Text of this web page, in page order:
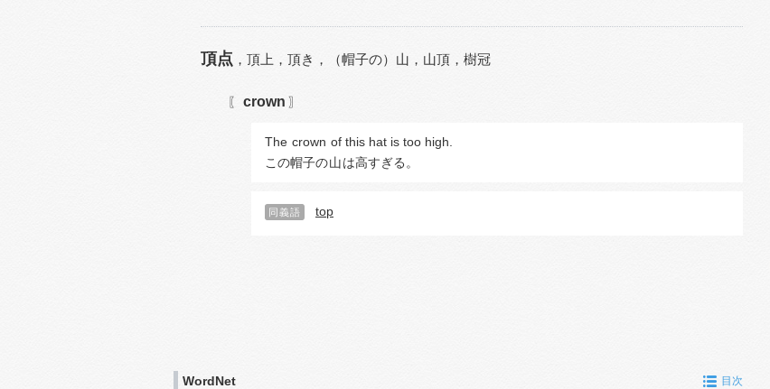
頂点 ， 頂上， 頂き， （帽子の）山， 山頂， 樹冠
〖 crown 〗
The crown of this hat is too high.
この帽子の山は高すぎる。
同義語 top
WordNet 目次